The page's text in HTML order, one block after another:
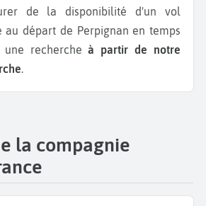
de la disponibilité d'un vol
au départ de Perpignan en temps
une rechercheà partir de notre
.
la compagnie